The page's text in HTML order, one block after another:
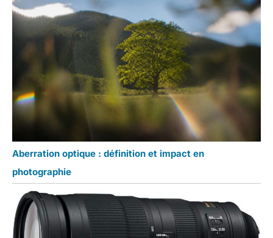
Aberration optique : définition et impact en
photographie